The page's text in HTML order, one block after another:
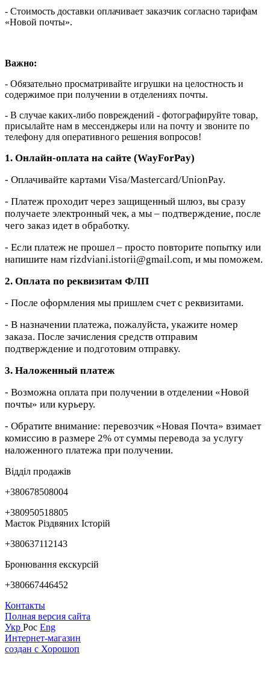
- Стоимость доставки оплачивает заказчик согласно тарифам
«Новой почты».
Важно:
- Обязательно просматривайте игрушки на целостность и
содержимое при получении в отделениях почты.
- В случае каких-либо повреждений - фотографируйте товар,
присылайте нам в мессенджеры или на почту и звоните по
телефону для оперативного решения вопросов!
1. Онлайн-оплата на сайте (WayForPay)
- Оплачивайте картами Visa/Mastercard/UnionPay.
- Платеж проходит через защищенный шлюз, вы сразу
получаете электронный чек, а мы – подтверждение, после
чего заказ идет в обработку.
- Если платеж не прошел – просто повторите попытку или
напишите нам rizdviani.istorii@gmail.com, и мы поможем.
2. Оплата по реквизитам ФЛП
- После оформления мы пришлем счет с реквизитами.
- В назначении платежа, пожалуйста, укажите номер
заказа. После зачисления средств отправим
подтверждение и подготовим отправку.
3. Наложенный платеж
- Возможна оплата при получении в отделении «Новой
почты» или курьеру.
- Обратите внимание: перевозчик «Новая Почта» взимает
комиссию в размере 2% от суммы перевода за услугу
наложенного платежа при получении.
Відділ продажів
+380678508004
+380950518805
Маєток Різдвяних Історій
+380637112143
Бронювання екскурсій
+380667446452
Контакты
Полная версия сайта
Укр Рос Eng
Интернет-магазин
создан с Хорошоп